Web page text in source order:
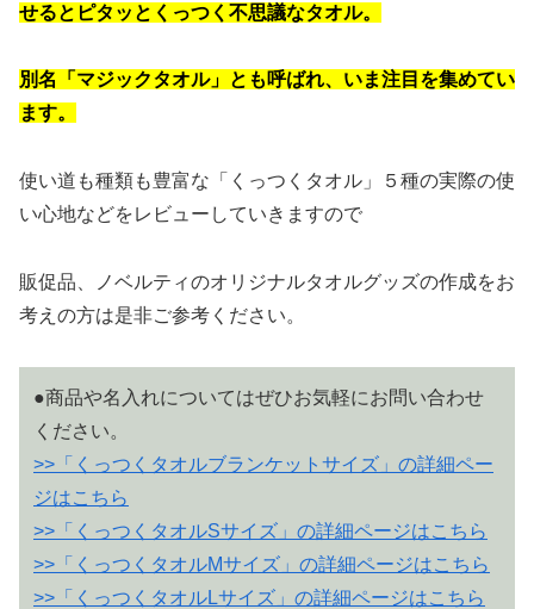
せるとピタッとくっつく不思議なタオル。
別名「マジックタオル」とも呼ばれ、いま注目を集めてい
ます。
使い道も種類も豊富な「くっつくタオル」５種の実際の使
い心地などをレビューしていきますので
販促品、ノベルティのオリジナルタオルグッズの作成をお
考えの方は是非ご参考ください。
●商品や名入れについてはぜひお気軽にお問い合わせ
ください。
>>「くっつくタオルブランケットサイズ」の詳細ペー
ジはこちら
>>「くっつくタオルSサイズ」の詳細ページはこちら
>>「くっつくタオルMサイズ」の詳細ページはこちら
>>「くっつくタオルLサイズ」の詳細ページはこちら